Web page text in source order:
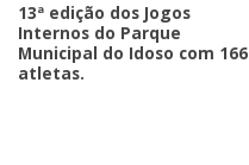
13ª edição dos Jogos
Internos do Parque
Municipal do Idoso com 166
atletas.